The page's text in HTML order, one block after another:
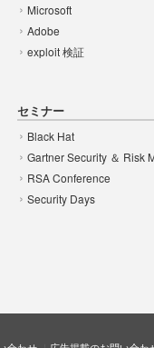
Microsoft
Adobe
exploit 検証
セミナー
Black Hat
Gartner Security ＆ Risk
RSA Conference
Security Days